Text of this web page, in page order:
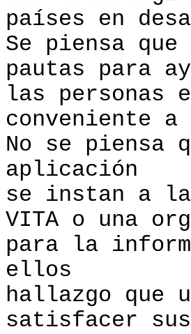
países en
Se piensa
pautas para
las personas
conveniente
No se piensa
aplicación
se instan a
VITA o una
para la
ellos
hallazgo que
satisfacer